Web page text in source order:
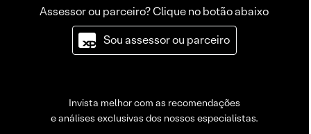
Assessor ou parceiro? Clique no botão abaixo
Sou assessor ou parceiro
Invista melhor com as recomendações
e análises exclusivas dos nossos especialistas.